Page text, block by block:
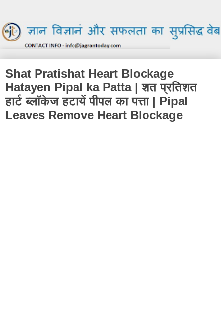
Shat Pratishat Heart Blockage
Hatayen Pipal ka Patta | शत प्रतिशत
हार्ट ब्लॉकेज हटायें पीपल का पत्ता | Pipal
Leaves Remove Heart Blockage